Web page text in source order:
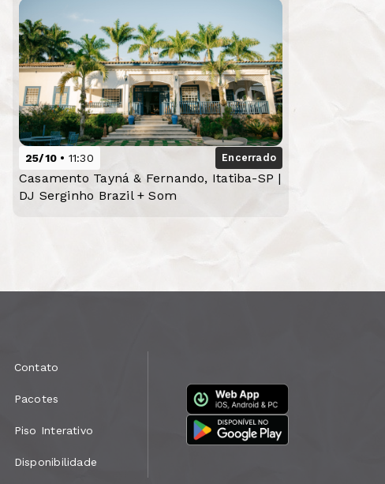
25/10 11:30 Encerrado
Casamento Tayná & Fernando, Itatiba-SP |
DJ Serginho Brazil + Som
Contato
Pacotes
Piso Interativo
Disponibilidade